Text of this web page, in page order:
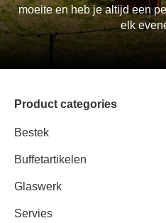
moeite en heb je altijd een
elk
Product categories
Bestek
Buffetartikelen
Glaswerk
Servies